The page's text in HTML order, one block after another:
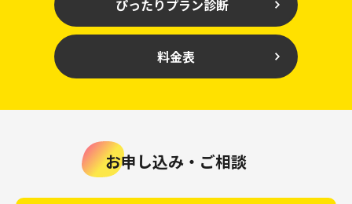
ぴったりプラン診断
料金表
お申し込み・ご相談